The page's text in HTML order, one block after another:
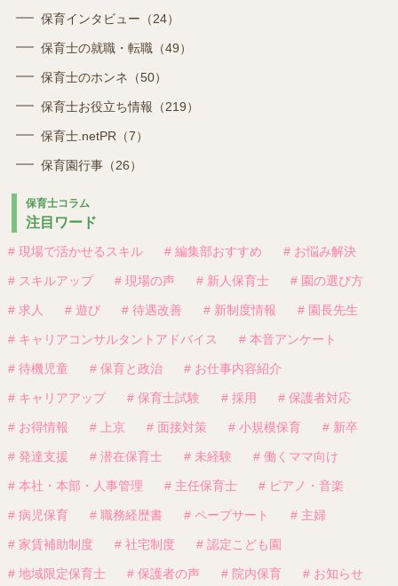
保育インタビュー（24）
保育士の就職・転職（49）
保育士のホンネ（50）
保育士お役立ち情報（219）
保育士.netPR（7）
保育園行事（26）
保育士コラム
注目ワード
# 現場で活かせるスキル # 編集部おすすめ # お悩み解決
# スキルアップ # 現場の声 # 新人保育士 # 園の選び方
# 求人 # 遊び # 待遇改善 # 新制度情報 # 園長先生
# キャリアコンサルタントアドバイス # 本音アンケート
# 待機児童 # 保育と政治 # お仕事内容紹介
# キャリアアップ # 保育士試験 # 採用 # 保護者対応
# お得情報 # 上京 # 面接対策 # 小規模保育 # 新卒
# 発達支援 # 潜在保育士 # 未経験 # 働くママ向け
# 本社・本部・人事管理 # 主任保育士 # ピアノ・音楽
# 病児保育 # 職務経歴書 # ペープサート # 主婦
# 家賃補助制度 # 社宅制度 # 認定こども園
# 地域限定保育士 # 保護者の声 # 院内保育 # お知らせ